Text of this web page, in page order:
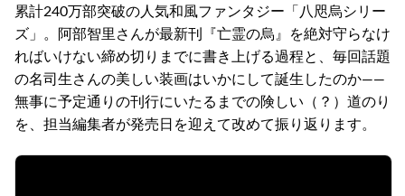
累計240万部突破の人気和風ファンタジー「八咫烏シリー
ズ」。阿部智里さんが最新刊『亡霊の烏』を絶対守らなけ
ればいけない締め切りまでに書き上げる過程と、毎回話題
の名司生さんの美しい装画はいかにして誕生したのか――
無事に予定通りの刊行にいたるまでの険しい（？）道のり
を、担当編集者が発売日を迎えて改めて振り返ります。